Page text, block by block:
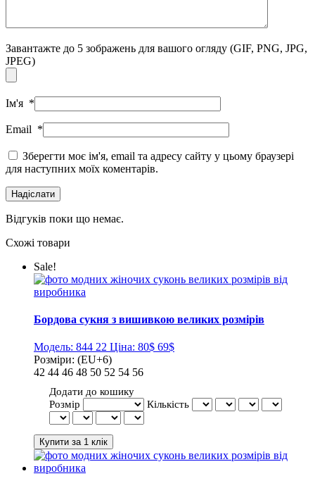
Завантажте до 5 зображень для вашого огляду (GIF, PNG, JPG,
JPEG)
Ім'я *
Email *
Зберегти моє ім'я, email та адресу сайту у цьому браузері
для наступних моїх коментарів.
Відгуків поки що немає.
Схожі товари
Sale!
Бордова сукня з вишивкою великих розмірів
Модель: 844 22 Ціна: 80$ 69$
Розміри: (EU+6)
42 44 46 48 50 52 54 56
Додати до кошику
Розмір
Кількість